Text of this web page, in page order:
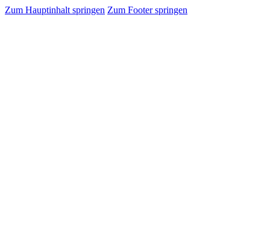
Zum Hauptinhalt springen Zum Footer springen